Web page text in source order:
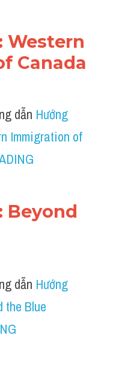
Western
Canada
dẫn Hướng
Immigration of
Beyond
dẫn Hướng
the Blue